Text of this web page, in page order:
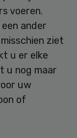
voeren.
ander
ziet
u er elke
u nog maar
uw
of